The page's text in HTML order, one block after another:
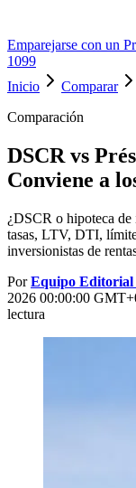
Emparejarse con un
1099
Inicio
Comparar
Comparación
DSCR vs
Conviene a
¿DSCR o hipoteca
tasas, LTV, DTI,
inversionistas de
PorEquipo
2026 00:00:00
lectura